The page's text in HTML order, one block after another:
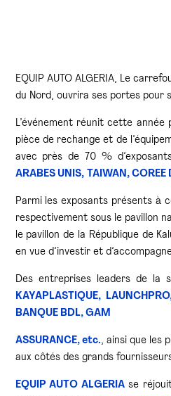
EQUIP AUTO ALGERIA, Le
du Nord, ouvrira ses portes pour
L’événement réunit cette année
pièce de rechange et de
avec près de 70 %
ARABES UNIS, TAIWAN, COREE
Parmi les exposants présents à
respectivement sous le pavillon
le pavillon de la République de
en vue d’investir et
Des entreprises leaders de la
KAYAPLASTIQUE,
BANQUE BDL, GAM
ASSURANCE, etc., ainsi que les
aux côtés des grands
EQUIP AUTO ALGERIAse